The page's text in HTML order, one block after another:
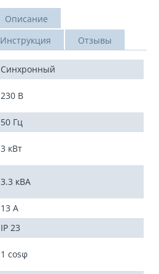
Описание
Инструкция Отзывы
Синхронный
230 В
50 Гц
3 кВт
3.3 кВА
13 А
IP 23
1 cosφ